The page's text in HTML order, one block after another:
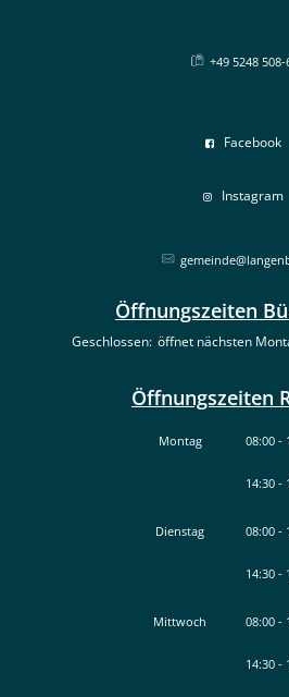
+49 5248 508-
Facebook
Instagram
Öffnungszeiten
Klicken, um weitere Öffnungs- oder
Geschlossen: öffnet nächsten
Öffnungszeiten
Montag 08:00-
14:30-
Dienstag 08:00-
14:30-
Mittwoch 08:00-
14:30-